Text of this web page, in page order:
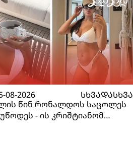
08-2026
ᲡᲮᲕᲐᲓᲐᲡᲮᲕᲐ
წინ რონალდოს საცოლეს
- ის კრიშტიანომ